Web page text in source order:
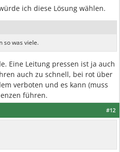
ich diese Lösung wählen.
so was viele.
Eine Leitung pressen ist ja auch
auch zu schnell, bei rot über
verboten und es kann (muss
führen.
#12